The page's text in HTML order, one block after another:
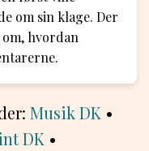
om sin klage. Der
hvordan
Musik DK •
DK •